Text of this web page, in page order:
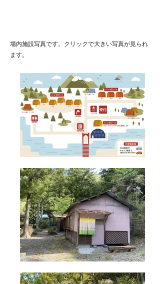
場内施設写真です。クリックで大きい写真が見られ
ます。